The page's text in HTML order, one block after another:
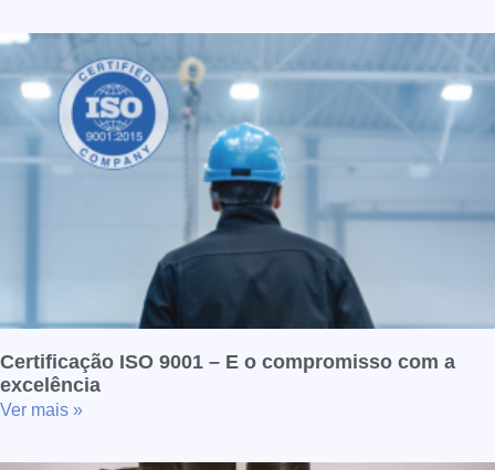
Certificação ISO 9001 – E o compromisso com a
excelência
Ver mais »